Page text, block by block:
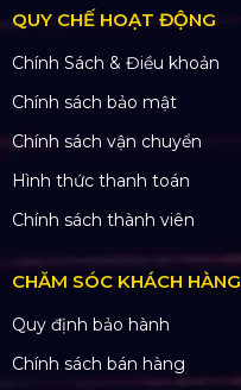
QUY CHẾ HOẠT ĐỘNG
Chính Sách & Điều khoản
Chính sách bảo mật
Chính sách vận chuyển
Hình thức thanh toán
Chính sách thành viên
CHĂM SÓC KHÁCH HÀNG
Quy định bảo hành
Chính sách bán hàng